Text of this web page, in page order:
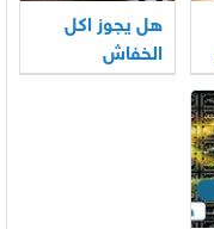
هل يجوز اكل
الخفاش